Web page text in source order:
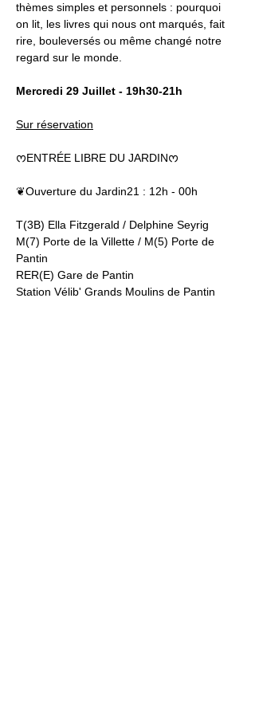
thèmes simples et personnels : pourquoi
on lit, les livres qui nous ont marqués, fait
rire, bouleversés ou même changé notre
regard sur le monde.
Mercredi 29 Juillet - 19h30-21h
Sur réservation
ᰔENTRÉE LIBRE DU JARDINᰔ
❦Ouverture du Jardin21 : 12h - 00h
T(3B) Ella Fitzgerald / Delphine Seyrig
M(7) Porte de la Villette / M(5) Porte de
Pantin
RER(E) Gare de Pantin
Station Vélib' Grands Moulins de Pantin